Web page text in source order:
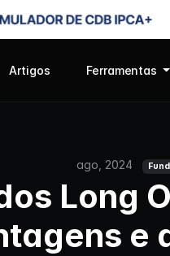
Artigos Ferramentas
ago, 2024
Long
e